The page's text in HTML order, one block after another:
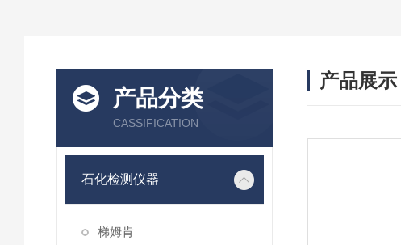
产品分类
CASSIFICATION
石化检测仪器
梯姆肯
产品展示